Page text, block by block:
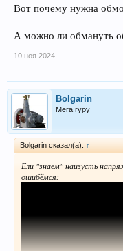
Вот почему нужна
А можно ли обмануть
10 ноя 2024
Bolgarin
Мега гуру
Bolgarin сказал(а): ↑
Ели "знаем" наизусть
ошибёмся: